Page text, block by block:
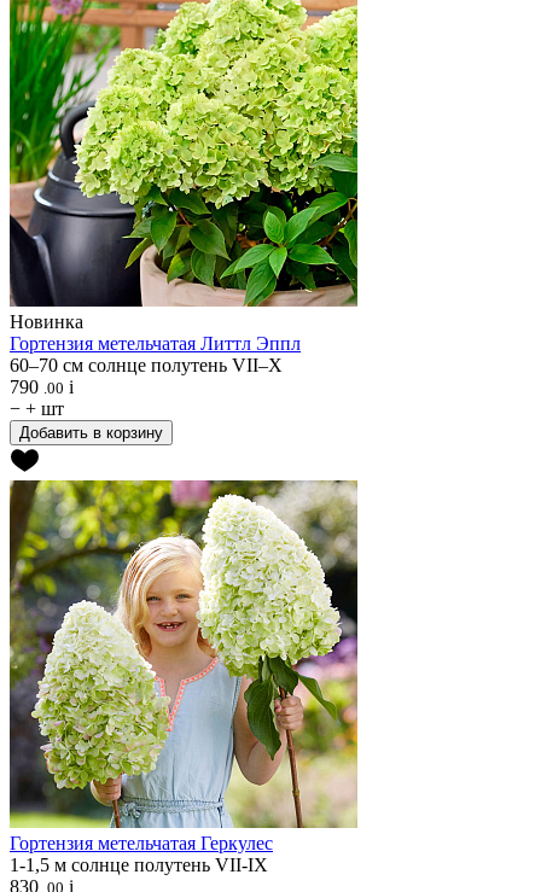
Новинка
Гортензия метельчатая Литтл Эппл
60–70 см солнце полутень VII–X
790 .00 i
− + шт
Добавить в корзину
Гортензия метельчатая Геркулес
1-1,5 м солнце полутень VII-IX
830 .00 i